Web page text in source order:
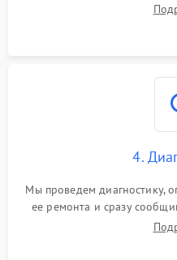
4.
Мы проведем диагностику,
ее ремонта и сразу